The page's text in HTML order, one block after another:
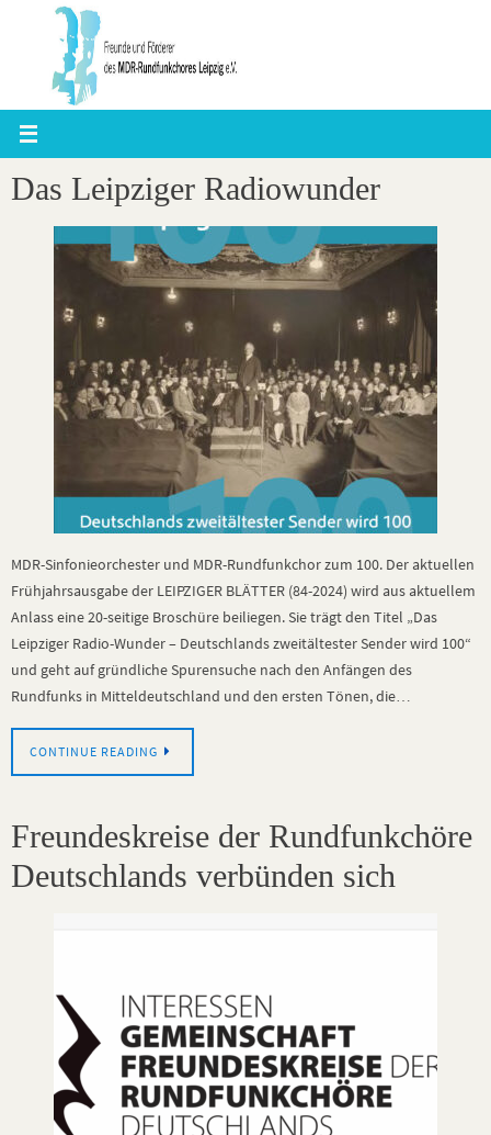
Das Leipziger Radiowunder
MDR-Sinfonieorchester und MDR-Rundfunkchor zum 100. Der aktuellen
Frühjahrsausgabe der LEIPZIGER BLÄTTER (84-2024) wird aus aktuellem
Anlass eine 20-seitige Broschüre beiliegen. Sie trägt den Titel „Das
Leipziger Radio-Wunder – Deutschlands zweitältester Sender wird 100“
und geht auf gründliche Spurensuche nach den Anfängen des
Rundfunks in Mitteldeutschland und den ersten Tönen, die…
CONTINUE READING
Freundeskreise der Rundfunkchöre
Deutschlands verbünden sich